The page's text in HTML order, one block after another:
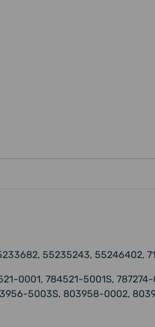
55235243, 55246402,
0001, 784521-5001S,
5003S, 803958-0002,